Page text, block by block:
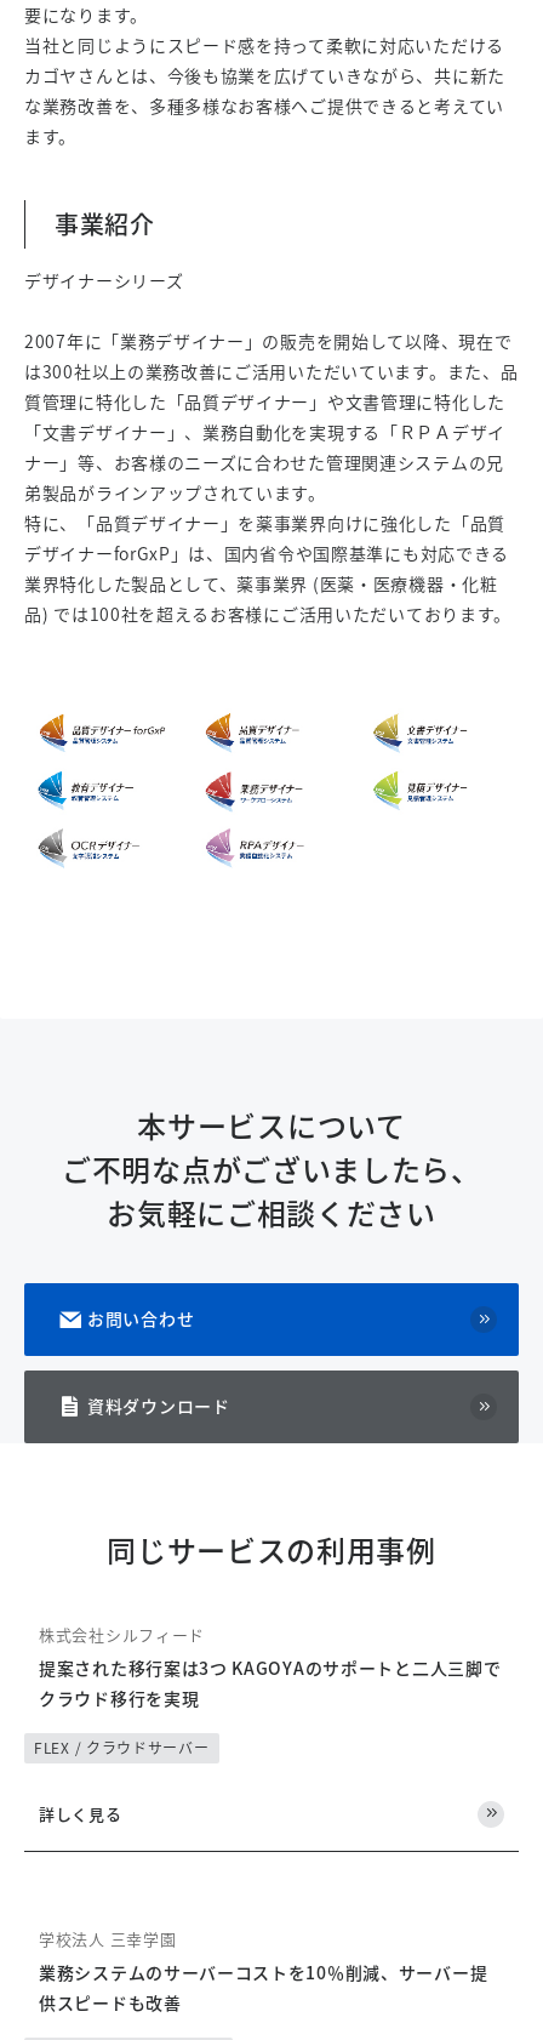
要になります。
当社と同じようにスピード感を持って柔軟に対応いただける
カゴヤさんとは、今後も協業を広げていきながら、共に新た
な業務改善を、多種多様なお客様へご提供できると考えてい
ます。
事業紹介
デザイナーシリーズ
2007年に「業務デザイナー」の販売を開始して以降、現在で
は300社以上の業務改善にご活⽤いただいています。また、品
質管理に特化した「品質デザイナー」や文書管理に特化した
「文書デザイナー」、業務自動化を実現する「ＲＰＡデザイ
ナー」等、お客様のニーズに合わせた管理関連システムの兄
弟製品がラインアップされています。
特に、「品質デザイナー」を薬事業界向けに強化した「品質
デザイナーforGxP」は、国内省令や国際基準にも対応できる
業界特化した製品として、薬事業界 (医薬・医療機器・化粧
品) では100社を超えるお客様にご活⽤いただいております。
本サービスについて
ご不明な点がございましたら、
お気軽にご相談ください
お問い合わせ
資料ダウンロード
同じサービスの利用事例
提案された移行案は3つ KAGOYAのサポートと二人三脚で
クラウド移行を実現
株式会社シルフィード
FLEX / クラウドサーバー
詳しく見る
業務システムのサーバーコストを10％削減、サーバー提
供スピードも改善
学校法人 三幸学園